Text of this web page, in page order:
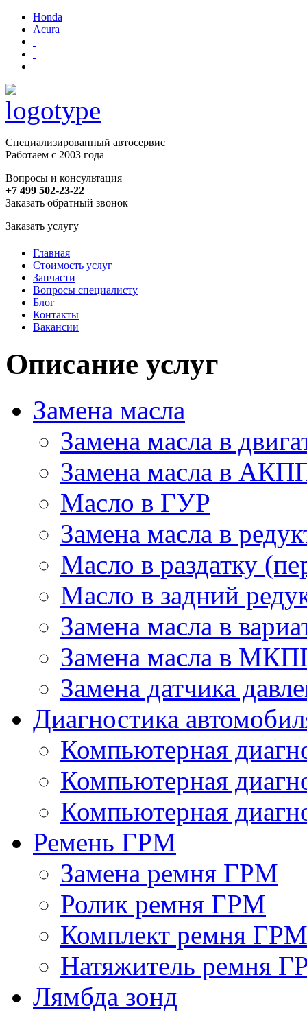
Honda
Acura
Специализированный автосервис
Работаем с 2003 года
Вопросы и консультация
+7 499 502-23-22
Заказать обратный звонок
Заказать услугу
Главная
Стоимость услуг
Запчасти
Вопросы специалисту
Блог
Контакты
Вакансии
Описание услуг
Замена масла
Замена масла в
Замена масла в
Масло в ГУР
Замена масла в
Масло в раздатку
Масло в задний
Замена масла в
Замена масла в
Замена датчика
Диагностика
Компьютерная
Компьютерная
Компьютерная
Ремень ГРМ
Замена ремня ГРМ
Ролик ремня ГРМ
Комплект ремня ГРМ
Натяжитель ремня
Лямбда зонд